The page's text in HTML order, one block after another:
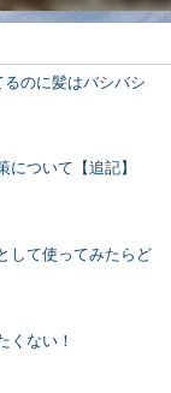
るのに髪はバシバシ
について【追記】
して使ってみたらど
くない！